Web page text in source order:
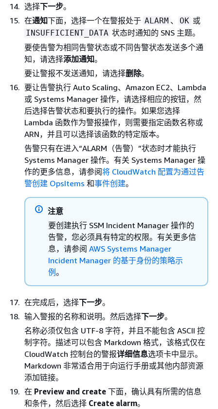
选择下一步。
在通知下面，选择一个在警报处于 ALARM 、 OK 或
INSUFFICIENT_DATA 状态时通知的 SNS 主题。
要使告警为相同告警状态或不同告警状态发送多个通
知，请选择添加通知。
要让警报不发送通知，请选择删除。
要让告警执行 Auto Scaling、Amazon EC2、Lambda
或 Systems Manager 操作，请选择相应的按钮，然
后选择告警状态和要执行的操作。如果您选择
Lambda 函数作为警报操作，则需要指定函数名称或
ARN，并且可以选择该函数的特定版本。
告警只有在进入“ALARM（告警）”状态时才能执行
Systems Manager 操作。有关 Systems Manager 操
作的更多信息，请参阅将 CloudWatch 配置为通过告
警创建 OpsItems 和事件创建。
注意
要创建执行 SSM Incident Manager 操作的
告警，您必须具有特定的权限。有关更多信
息，请参阅 AWS Systems Manager
Incident Manager 的基于身份的策略示
例 。
在完成后，选择下一步。
输入警报的名称和说明。然后选择下一步。
名称必须仅包含 UTF-8 字符，并且不能包含 ASCII 控
制字符。描述可以包含 Markdown 格式，该格式仅在
CloudWatch 控制台的警报详细信息选项卡中显示。
Markdown 非常适合用于向运行手册或其他内部资源
添加链接。
在 Preview and create 下面，确认具有所需的信息
和条件，然后选择 Create alarm。